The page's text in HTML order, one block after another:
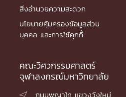
สิ่งอำนวยความสะดวก
นโยบายคุ้มครองข้อมูลส่วน
บุคคล และการใช้คุกกี้
คณะวิศวกรรมศาสตร์
จุฬาลงกรณ์มหาวิทยาลัย
